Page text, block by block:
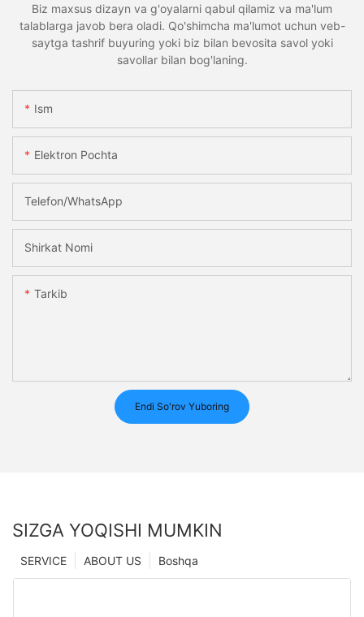
Biz maxsus dizayn va g'oyalarni qabul qilamiz va ma'lum
talablarga javob bera oladi. Qo'shimcha ma'lumot uchun veb-
saytga tashrif buyuring yoki biz bilan bevosita savol yoki
savollar bilan bog'laning.
Ism
Elektron Pochta
Telefon/whatsApp
Shirkat Nomi
Tarkib
Endi So'rov Yuboring
SIZGA YOQISHI MUMKIN
Boshqa
ABOUT US
SERVICE